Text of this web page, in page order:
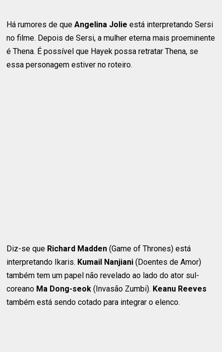
Há rumores de queAngelina Jolieestá interpretando Sersi
no filme. Depois de Sersi, a mulher eterna mais proeminente
é Thena. É possível que Hayek possa retratar Thena, se
essa personagem estiver no roteiro.
Diz-se que Richard Madden (Game of Thrones) está
interpretando Ikaris. Kumail Nanjiani(Doentes de Amor)
também tem um papel não revelado ao lado do ator sul-
coreano Ma Dong-seok (Invasão Zumbi). Keanu Reeves
também está sendo cotado para integrar o elenco.